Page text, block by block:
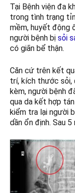
Tại Bệnh viện đa
trong tình trạng
mềm, huyết động
người bệnh bị sỏi
có giãn bể thận.
Căn cứ trên kết
trí, kích thước sỏi,
kèm, người bệnh
qua da kết hợp
kiểm tra lại người
dần ổn định. Sau